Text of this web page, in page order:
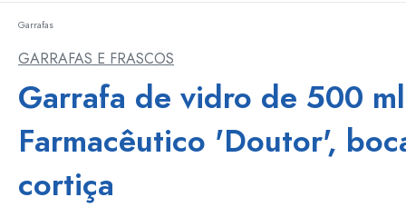
Frascos
Garrafas por marca
Garrafas
GARRAFAS E FRASCOS
Garrafa de vidro de 500 ml
Farmacêutico 'Doutor',
cortiça